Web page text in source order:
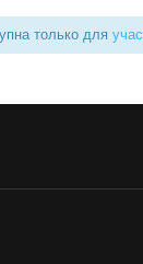
только для